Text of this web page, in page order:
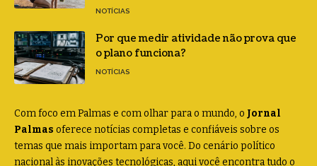
NOTÍCIAS
Por que medir atividade não prova que
o plano funciona?
NOTÍCIAS
Com foco em Palmas e com olhar para o mundo, o Jornal
Palmas oferece notícias completas e confiáveis sobre os
temas que mais importam para você. Do cenário político
nacional às inovações tecnológicas, aqui você encontra tudo o